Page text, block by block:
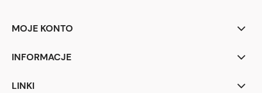
MOJE KONTO
INFORMACJE
LINKI